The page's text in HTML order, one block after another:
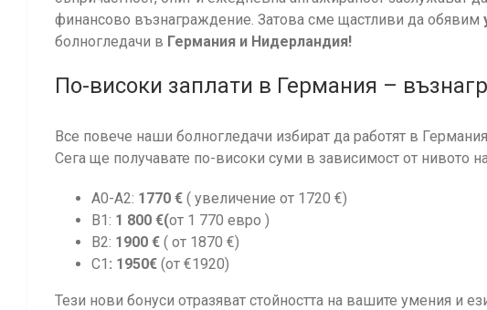
финансово възнаграждение. Затова сме щастливи да обявим
болногледачи в Германия и Нидерландия!
По-високи заплати в Германия –
Все повече наши болногледачи избират да работят в
Сега ще получавате по-високи суми в зависимост от нивото
A0-A2: 1770 € ( увеличение от 1720 €)
B1: 1 800 €(от 1 770 евро )
B2: 1900 € ( от 1870 €)
C1 : 1950€ (от €1920)
Тези нови бонуси отразяват стойността на вашите умения и